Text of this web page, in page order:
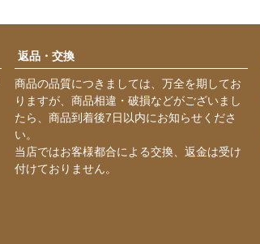
返品・交換
商品の品質につきましては、万全を期してお
りますが、商品相違・破損などがございまし
たら、商品到着後7日以内にお知らせくださ
い。
当店ではお客様都合による交換、返金は受け
付けておりません。